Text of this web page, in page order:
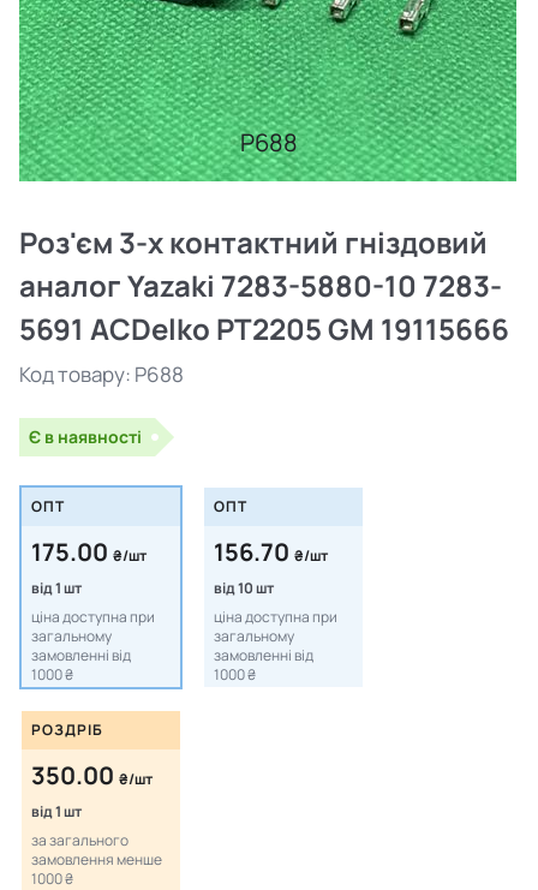
P688
Роз'єм 3-х контактний гніздовий
аналог Yazaki 7283-5880-10 7283-
5691 ACDelko PT2205 GM 19115666
Код товару: P688
Є в наявності
ОПТ
175.00 ₴/шт
від 1 шт
ціна доступна при
загальному
замовленні від
1000 ₴
ОПТ
156.70 ₴/шт
від 10 шт
ціна доступна при
загальному
замовленні від
1000 ₴
РОЗДРІБ
350.00 ₴/шт
від 1 шт
за загального
замовлення менше
1000 ₴